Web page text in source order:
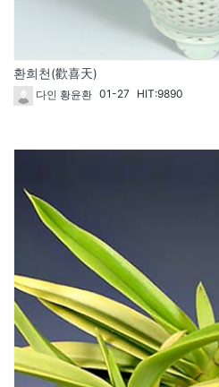
환희천(歡喜天)
다인 황윤환 01-27 HIT:9890